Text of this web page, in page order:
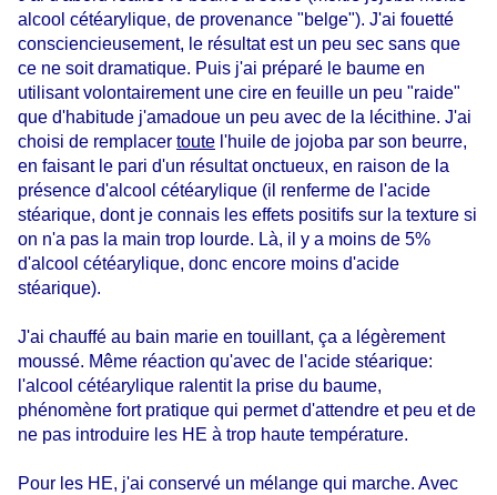
alcool cétéarylique, de provenance "belge"). J'ai fouetté
consciencieusement, le résultat est un peu sec sans que
ce ne soit dramatique. Puis j'ai préparé le baume en
utilisant volontairement une cire en feuille un peu "raide"
que d'habitude j'amadoue un peu avec de la lécithine. J'ai
choisi de remplacer toute l'huile de jojoba par son beurre,
en faisant le pari d'un résultat onctueux, en raison de la
présence d'alcool cétéarylique (il renferme de l'acide
stéarique, dont je connais les effets positifs sur la texture si
on n'a pas la main trop lourde. Là, il y a moins de 5%
d'alcool cétéarylique, donc encore moins d'acide
stéarique).
J'ai chauffé au bain marie en touillant, ça a légèrement
moussé. Même réaction qu'avec de l'acide stéarique:
l'alcool cétéarylique ralentit la prise du baume,
phénomène fort pratique qui permet d'attendre et peu et de
ne pas introduire les HE à trop haute température.
Pour les HE, j'ai conservé un mélange qui marche. Avec